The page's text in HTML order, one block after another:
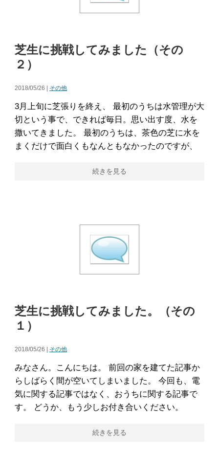
芝生に挑戦してみました（その
２）
2018/05/26 | その他
3月上旬に芝張りを終え、 最初のうちは水管理が大
切という事で、できれば毎日。思い出す度、水を
撒いてきました。 最初のうちは、茶色の芝に水を
まくだけで面白くもなんともなかったのですが、
続きを見る
芝生に挑戦してみました。（その
１）
2018/05/26 | その他
みなさん。こんにちは。 前回の家を建てた記事か
らしばらく間が空いてしまいました。 今回も、電
気に関する記事ではなく、おうちに関する記事で
す。 どうか、もう少しお付き合いください。
続きを見る